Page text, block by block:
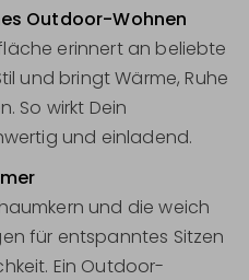
Outdoor-Wohnen
erinnert an beliebte
und bringt Wärme, Ruhe
So wirkt Dein
und einladend.
und die weich
für entspanntes Sitzen
Ein Outdoor-